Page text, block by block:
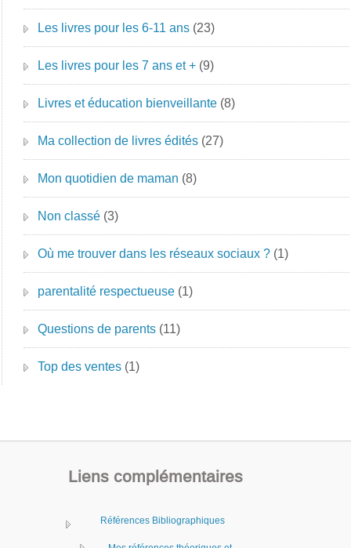
Les livres pour les 6-11 ans (23)
Les livres pour les 7 ans et + (9)
Livres et éducation bienveillante (8)
Ma collection de livres édités (27)
Mon quotidien de maman (8)
Non classé (3)
Où me trouver dans les réseaux sociaux ? (1)
parentalité respectueuse (1)
Questions de parents (11)
Top des ventes (1)
Liens complémentaires
Références Bibliographiques